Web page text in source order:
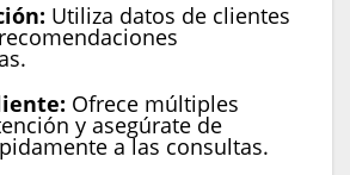
Utiliza datos de clientes
Ofrece múltiples
y asegúrate de
a las consultas.